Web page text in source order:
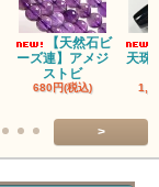
【天然石ビ
ーズ連】アメジ
ストビ
680円(税込)
天珠
>